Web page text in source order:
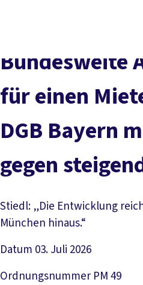
Bundesweite
für einen
DGB Bayern
gegen
Stiedl: „Die Entwicklung
München hinaus.“
Datum 03. Juli 2026
Ordnungsnummer PM 49